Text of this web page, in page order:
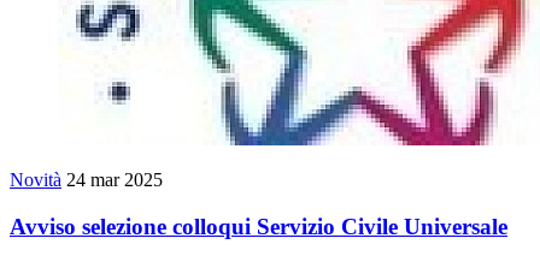
Novità 24 mar 2025
Avviso selezione colloqui Servizio Civile Universale